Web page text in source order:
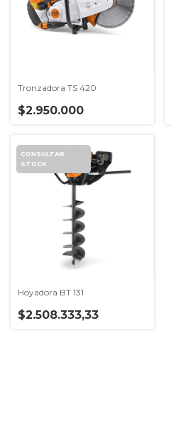
Tronzadora TS 420
$2.950.000
Hoyadora BT 131
$2.508.333,33